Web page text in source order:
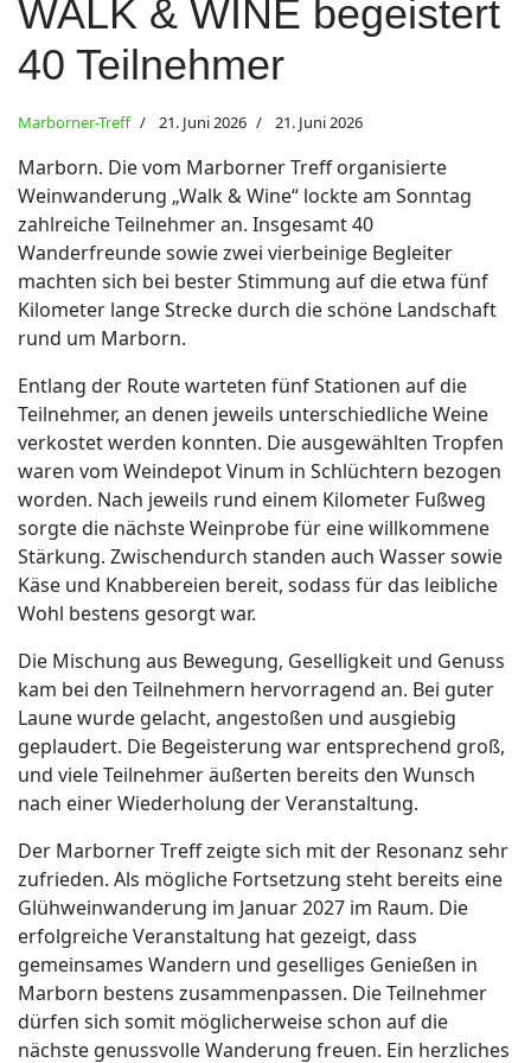
WALK & WINE begeistert
40 Teilnehmer
Marborner-Treff 21. Juni 2026 21. Juni 2026
Marborn. Die vom Marborner Treff organisierte
Weinwanderung „Walk & Wine“ lockte am Sonntag
zahlreiche Teilnehmer an. Insgesamt 40
Wanderfreunde sowie zwei vierbeinige Begleiter
machten sich bei bester Stimmung auf die etwa fünf
Kilometer lange Strecke durch die schöne Landschaft
rund um Marborn.
Entlang der Route warteten fünf Stationen auf die
Teilnehmer, an denen jeweils unterschiedliche Weine
verkostet werden konnten. Die ausgewählten Tropfen
waren vom Weindepot Vinum in Schlüchtern bezogen
worden. Nach jeweils rund einem Kilometer Fußweg
sorgte die nächste Weinprobe für eine willkommene
Stärkung. Zwischendurch standen auch Wasser sowie
Käse und Knabbereien bereit, sodass für das leibliche
Wohl bestens gesorgt war.
Die Mischung aus Bewegung, Geselligkeit und Genuss
kam bei den Teilnehmern hervorragend an. Bei guter
Laune wurde gelacht, angestoßen und ausgiebig
geplaudert. Die Begeisterung war entsprechend groß,
und viele Teilnehmer äußerten bereits den Wunsch
nach einer Wiederholung der Veranstaltung.
Der Marborner Treff zeigte sich mit der Resonanz sehr
zufrieden. Als mögliche Fortsetzung steht bereits eine
Glühweinwanderung im Januar 2027 im Raum. Die
erfolgreiche Veranstaltung hat gezeigt, dass
gemeinsames Wandern und geselliges Genießen in
Marborn bestens zusammenpassen. Die Teilnehmer
dürfen sich somit möglicherweise schon auf die
nächste genussvolle Wanderung freuen. Ein herzliches